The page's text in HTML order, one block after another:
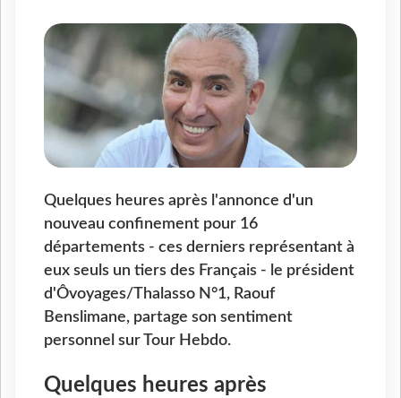
Quelques heures après l'annonce d'un
nouveau confinement pour 16
départements - ces derniers représentant à
eux seuls un tiers des Français - le président
d'Ôvoyages/Thalasso N°1, Raouf
Benslimane, partage son sentiment
personnel sur Tour Hebdo.
Quelques heures après